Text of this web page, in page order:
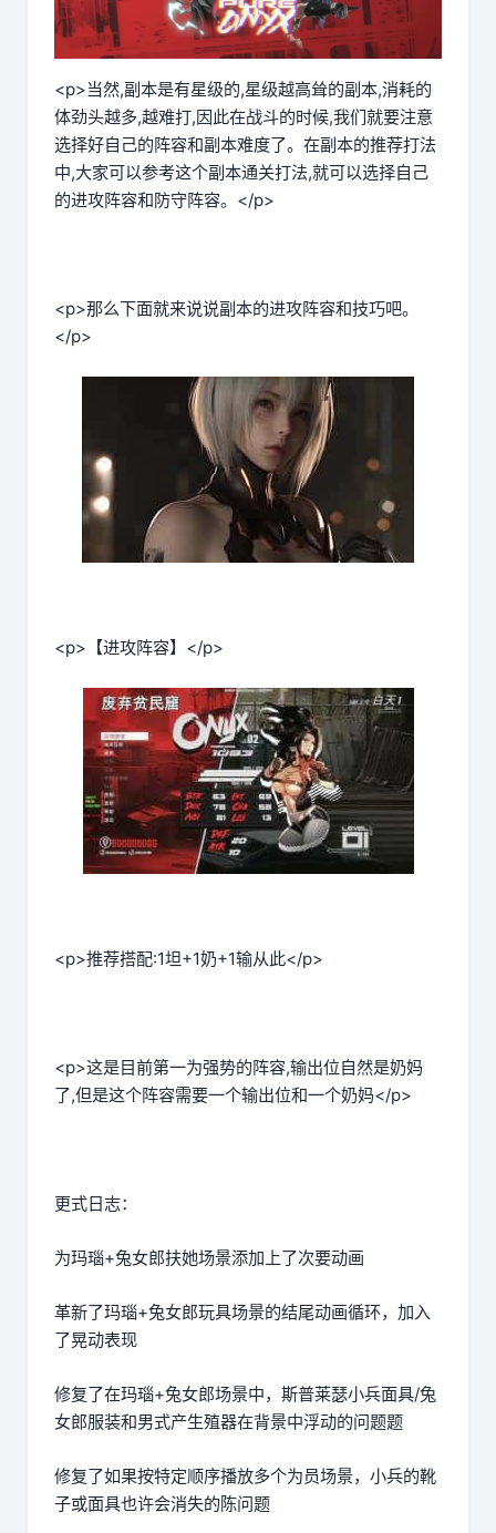
<p>当然,副本是有星级的,星级越高耸的副本,消耗的
体劲头越多,越难打,因此在战斗的时候,我们就要注意
选择好自己的阵容和副本难度了。在副本的推荐打法
中,大家可以参考这个副本通关打法,就可以选择自己
的进攻阵容和防守阵容。</p>
<p>那么下面就来说说副本的进攻阵容和技巧吧。
</p>
<p>【进攻阵容】</p>
<p>推荐搭配:1坦+1奶+1输从此</p>
<p>这是目前第一为强势的阵容,输出位自然是奶妈
了,但是这个阵容需要一个输出位和一个奶妈</p>
更式日志：
为玛瑙+兔女郎扶她场景添加上了次要动画
革新了玛瑙+兔女郎玩具场景的结尾动画循环，加入
了晃动表现
修复了在玛瑙+兔女郎场景中，斯普莱瑟小兵面具/兔
女郎服装和男式产生殖器在背景中浮动的问题题
修复了如果按特定顺序播放多个为员场景，小兵的靴
子或面具也许会消失的陈问题